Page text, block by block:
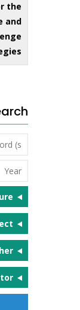
the
and
(s)
Year